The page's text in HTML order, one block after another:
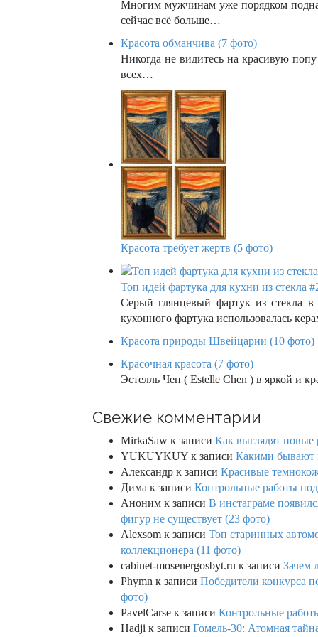
Многим мужчинам уже порядком
сейчас всё больше…
Красота обманчива (7 фото)
Никогда не видитесь на красивую
всех…
Красота требует жертв (5 фото)
Топ идей фартука для кухни из стекла
Серый глянцевый фартук из стекла в
кухонного фартука использовалась
Красота природы Швейцарии (10 фото)
Красочная красота (7 фото)
Эстелль Чен ( Estelle Chen ) в яркой и
Свежие комментарии
MirkaSaw к записи Как выглядят новые
YUKUYKUY к записи Какими бывают
Александр к записи Красивые
Дима к записи Контрольные работы
Аноним к записи В инстаграме
фигур не существует (23 фото)
Alexsom к записи Топ старинных
коллекционера (11 фото)
cabinet-mosenergosbyt.ru к записи Зачем
Phymn к записи Победители конкурса
фото)
PavelCarse к записи Контрольные
Hadji к записи Гомель-30: Атомная